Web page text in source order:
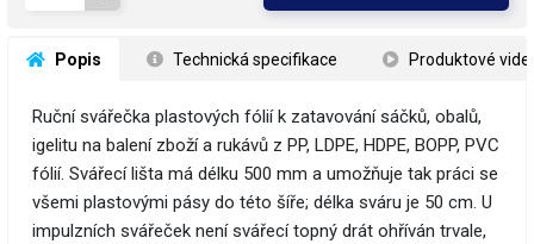
Popis Technická specifikace Produktové
Ruční svářečka plastových fólií k zatavování sáčků, obalů,
igelitu na balení zboží a rukávů z PP, LDPE, HDPE, BOPP, PVC
fólií. Svářecí lišta má délku 500 mm a umožňuje tak práci se
všemi plastovými pásy do této šíře; délka sváru je 50 cm. U
impulzních svářeček není svářecí topný drát ohříván trvale,